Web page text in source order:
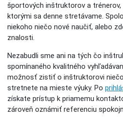
športových inštruktorov a
ktorými sa denne stretávame.
niekoho niečo nové naučiť, alebo
znalosti.
Nezabudli sme ani na tých čo
spomínaného kvalitného
možnosť zistiť o inštruktorovi
stretnete na mieste výuky. Po
získate prístup k priamemu
zároveň oznámiť referenciu